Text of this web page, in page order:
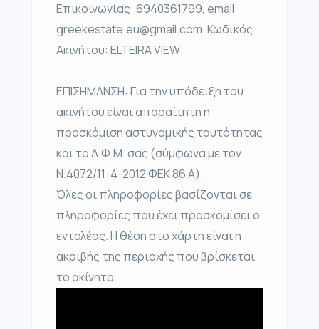
Επικοινωνίας: 6940361799, email:
greekestate.eu@gmail.com. Κωδικός
Ακινήτου: ELTEIRA VIEW
ΕΠΙΣΗΜΑΝΣΗ: Για την υπόδειξη του
ακινήτου είναι απαραίτητη η
προσκόμιση αστυνομικής ταυτότητας
και το Α.Φ.Μ. σας (σύμφωνα με τον
Ν.4072/11-4-2012 ΦΕΚ 86 Α).
Όλες οι πληροφορίες βασίζονται σε
πληροφορίες που έχει προσκομίσει ο
εντολέας. Η θέση στο χάρτη είναι η
ακριβής της περιοχής που βρίσκεται
το ακίνητο.